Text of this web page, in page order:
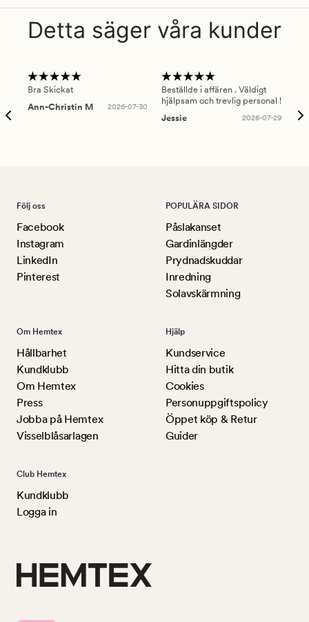
Detta säger våra kunder
Bra Skickat
Ann-Christin M
2026-07-30
Beställde i affären . Väldigt
hjälpsam och trevlig personal !
Jessie
2026-07-29
Följ oss
Facebook
Instagram
LinkedIn
Pinterest
POPULÄRA SIDOR
Påslakanset
Gardinlängder
Prydnadskuddar
Inredning
Solavskärmning
Om Hemtex
Hållbarhet
Kundklubb
Om Hemtex
Press
Jobba på Hemtex
Visselblåsarlagen
Hjälp
Kundservice
Hitta din butik
Cookies
Personuppgiftspolicy
Öppet köp & Retur
Guider
Club Hemtex
Kundklubb
Logga in